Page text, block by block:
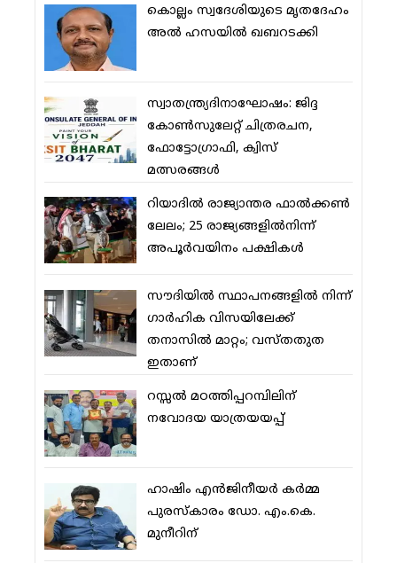
കൊല്ലം സ്വദേശിയുടെ മൃതദേഹം
അല്‍ ഹസയില്‍ ഖബറടക്കി
സ്വാതന്ത്ര്യദിനാഘോഷം: ജിദ്ദ
കോണ്‍സുലേറ്റ് ചിത്രരചന,
ഫോട്ടോഗ്രാഫി, ക്വിസ്
മത്സരങ്ങള്‍
റിയാദില്‍ രാജ്യാന്തര ഫാല്‍ക്കണ്‍
ലേലം; 25 രാജ്യങ്ങളില്‍നിന്ന്
അപൂര്‍വയിനം പക്ഷികള്‍
സൗദിയില്‍ സ്ഥാപനങ്ങളില്‍ നിന്ന്
ഗാര്‍ഹിക വിസയിലേക്ക്
തനാസില്‍ മാറ്റം; വസ്തതുത
ഇതാണ്
റസ്സല്‍ മഠത്തിപ്പറമ്പിലിന്
നവോദയ യാത്രയയപ്പ്
ഹാഷിം എന്‍ജിനീയര്‍ കര്‍മ്മ
പുരസ്‌കാരം ഡോ. എം.കെ.
മുനീറിന്